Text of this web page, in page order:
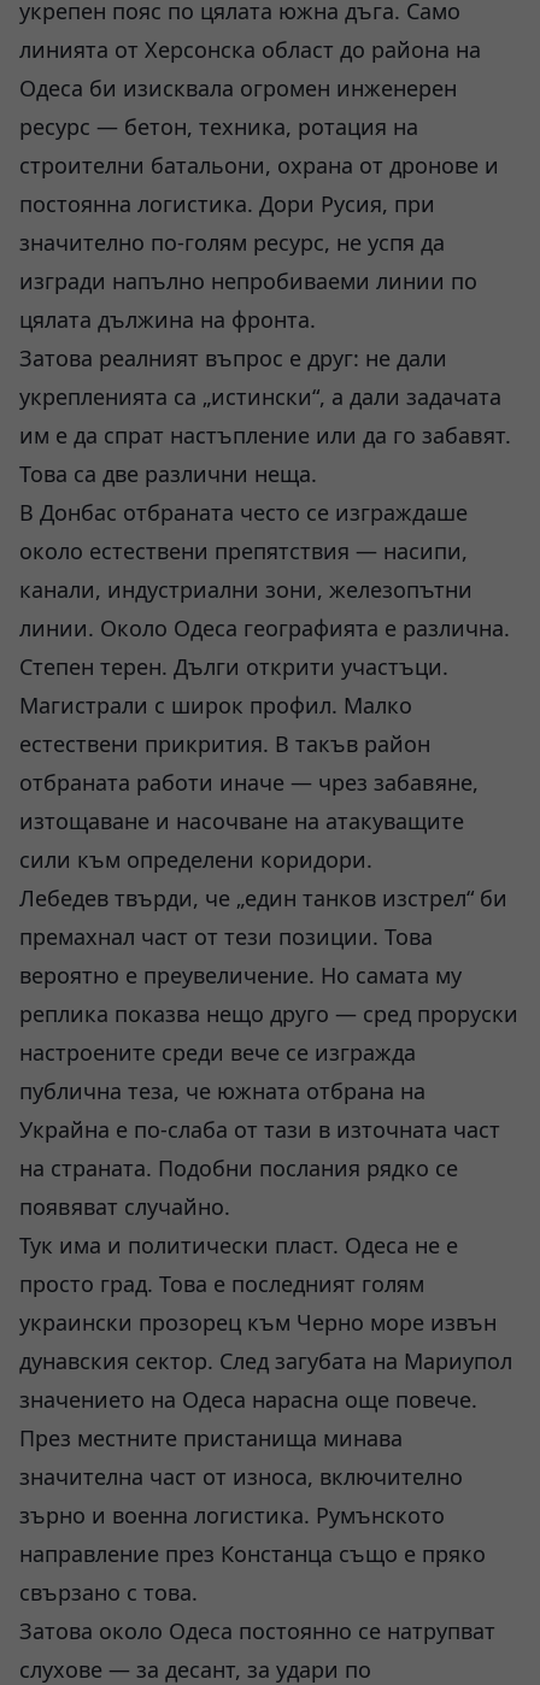
укрепен пояс по цялата южна дъга. Само
линията от Херсонска област до района на
Одеса би изисквала огромен инженерен
ресурс — бетон, техника, ротация на
строителни батальони, охрана от дронове и
постоянна логистика. Дори Русия, при
значително по-голям ресурс, не успя да
изгради напълно непробиваеми линии по
цялата дължина на фронта.
Затова реалният въпрос е друг: не дали
укрепленията са „истински“, а дали задачата
им е да спрат настъпление или да го забавят.
Това са две различни неща.
В Донбас отбраната често се изграждаше
около естествени препятствия — насипи,
канали, индустриални зони, железопътни
линии. Около Одеса географията е различна.
Степен терен. Дълги открити участъци.
Магистрали с широк профил. Малко
естествени прикрития. В такъв район
отбраната работи иначе — чрез забавяне,
изтощаване и насочване на атакуващите
сили към определени коридори.
Лебедев твърди, че „един танков изстрел“ би
премахнал част от тези позиции. Това
вероятно е преувеличение. Но самата му
реплика показва нещо друго — сред проруски
настроените среди вече се изгражда
публична теза, че южната отбрана на
Украйна е по-слаба от тази в източната част
на страната. Подобни послания рядко се
появяват случайно.
Тук има и политически пласт. Одеса не е
просто град. Това е последният голям
украински прозорец към Черно море извън
дунавския сектор. След загубата на Мариупол
значението на Одеса нарасна още повече.
През местните пристанища минава
значителна част от износа, включително
зърно и военна логистика. Румънското
направление през Констанца също е пряко
свързано с това.
Затова около Одеса постоянно се натрупват
слухове — за десант, за удари по